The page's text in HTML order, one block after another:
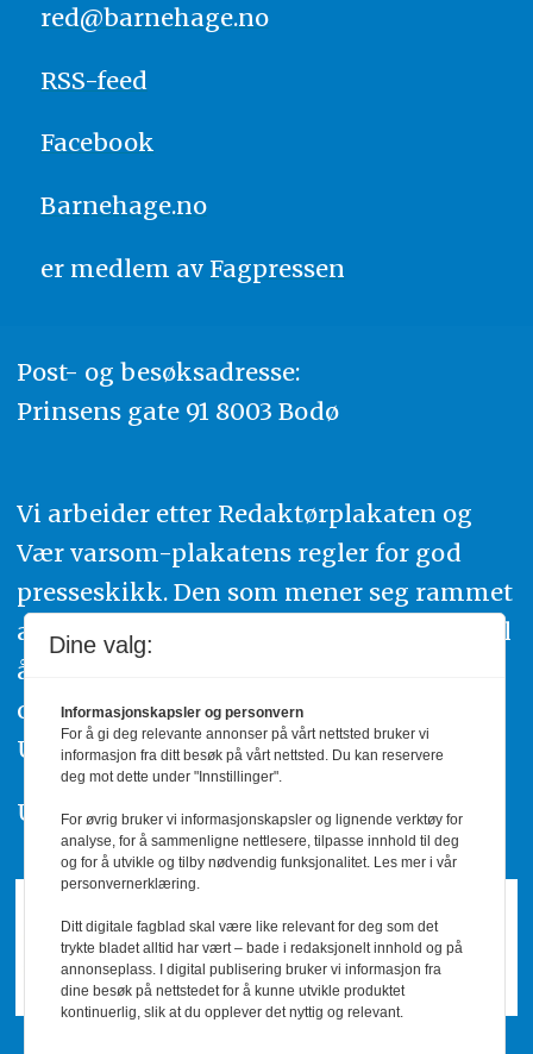
red@barnehage.no
RSS-feed
Facebook
Barnehage.no
er medlem av Fagpressen
Post- og besøksadresse:
Prinsens gate 91 8003 Bodø
Vi arbeider etter Redaktørplakaten og
Vær varsom-plakatens regler for god
presseskikk. Den som mener seg rammet
av urettmessig publisering, oppfordres til
å ta kontakt med redaksjonen. Du kan
også klage inn saker til Pressens Faglige
Utvalg,www.pfu.no.
Utgiver: PBL
Dine valg:
Informasjonskapsler og personvern
For å gi deg relevante annonser på vårt nettsted bruker vi
informasjon fra ditt besøk på vårt nettsted. Du kan reservere
deg mot dette under "Innstillinger".
For øvrig bruker vi informasjonskapsler og lignende verktøy for
analyse, for å sammenligne nettlesere, tilpasse innhold til deg
og for å utvikle og tilby nødvendig funksjonalitet. Les mer i vår
personvernerklæring.
Ditt digitale fagblad skal være like relevant for deg som det
trykte bladet alltid har vært – bade i redaksjonelt innhold og på
annonseplass. I digital publisering bruker vi informasjon fra
dine besøk på nettstedet for å kunne utvikle produktet
kontinuerlig, slik at du opplever det nyttig og relevant.